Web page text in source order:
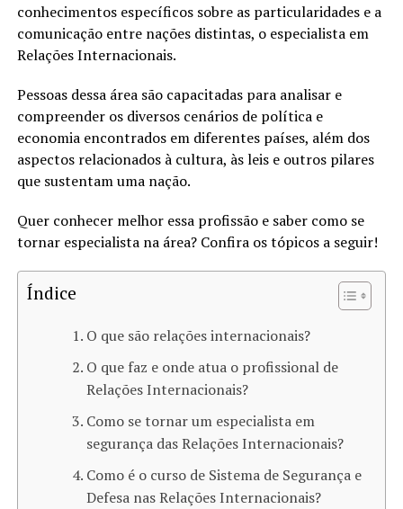
conhecimentos específicos sobre as particularidades e a
comunicação entre nações distintas, o especialista em
Relações Internacionais.
Pessoas dessa área são capacitadas para analisar e
compreender os diversos cenários de política e
economia encontrados em diferentes países, além dos
aspectos relacionados à cultura, às leis e outros pilares
que sustentam uma nação.
Quer conhecer melhor essa profissão e saber como se
tornar especialista na área? Confira os tópicos a seguir!
Índice
O que são relações internacionais?
O que faz e onde atua o profissional de
Relações Internacionais?
Como se tornar um especialista em
segurança das Relações Internacionais?
Como é o curso de Sistema de Segurança e
Defesa nas Relações Internacionais?